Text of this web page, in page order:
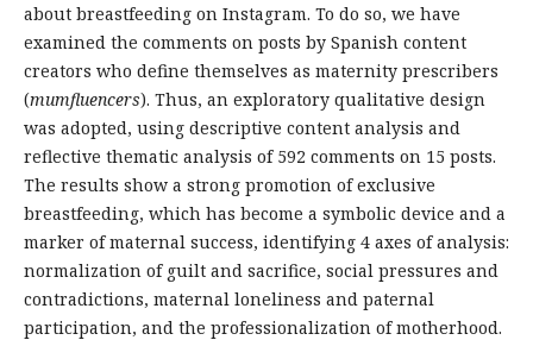
about breastfeeding on Instagram. To do so, we have
examined the comments on posts by Spanish content
creators who define themselves as maternity prescribers
(mumfluencers). Thus, an exploratory qualitative design
was adopted, using descriptive content analysis and
reflective thematic analysis of 592 comments on 15 posts.
The results show a strong promotion of exclusive
breastfeeding, which has become a symbolic device and a
marker of maternal success, identifying 4 axes of analysis:
normalization of guilt and sacrifice, social pressures and
contradictions, maternal loneliness and paternal
participation, and the professionalization of motherhood.